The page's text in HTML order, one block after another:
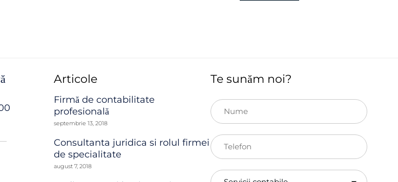
Articole
Firmă de contabilitate
profesională
septembrie 13, 2018
Consultanta juridica si rolul firmei
de specialitate
august 7, 2018
Te sunăm noi?